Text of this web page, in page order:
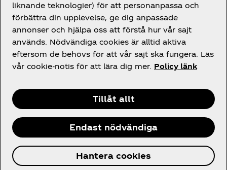
Juridik
© 2026 The Coca‑Cola Company. Alla rättigheter
förbehålls.
liknande teknologier) för att personanpassa och
förbättra din upplevelse, ge dig anpassade
annonser och hjälpa oss att förstå hur vår sajt
används. Nödvändiga cookies är alltid aktiva
eftersom de behövs för att vår sajt ska fungera. Läs
vår cookie-notis för att lära dig mer. Policy länk
Tillåt allt
Endast nödvändiga
Hantera cookies